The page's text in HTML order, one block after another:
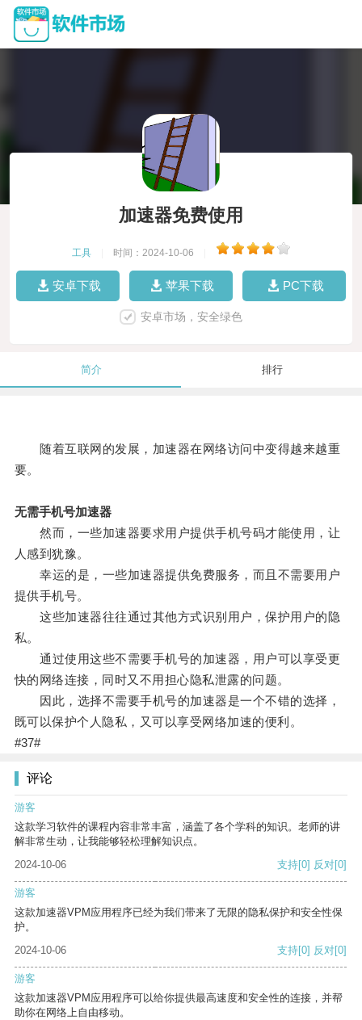
加速器免费使用
工具 时间：2024-10-06
安卓下载 苹果下载 PC下载
安卓市场，安全绿色
简介 排行
随着互联网的发展，加速器在网络访问中变得越来越重
要。
无需手机号加速器
然而，一些加速器要求用户提供手机号码才能使用，让
人感到犹豫。
幸运的是，一些加速器提供免费服务，而且不需要用户
提供手机号。
这些加速器往往通过其他方式识别用户，保护用户的隐
私。
通过使用这些不需要手机号的加速器，用户可以享受更
快的网络连接，同时又不用担心隐私泄露的问题。
因此，选择不需要手机号的加速器是一个不错的选择，
既可以保护个人隐私，又可以享受网络加速的便利。
#37#
评论
游客
这款学习软件的课程内容非常丰富，涵盖了各个学科的知识。老师的讲
解非常生动，让我能够轻松理解知识点。
2024-10-06
支持[0] 反对[0]
游客
这款加速器VPM应用程序已经为我们带来了无限的隐私保护和安全性保
护。
2024-10-06
支持[0] 反对[0]
游客
这款加速器VPM应用程序可以给你提供最高速度和安全性的连接，并帮
助你在网络上自由移动。